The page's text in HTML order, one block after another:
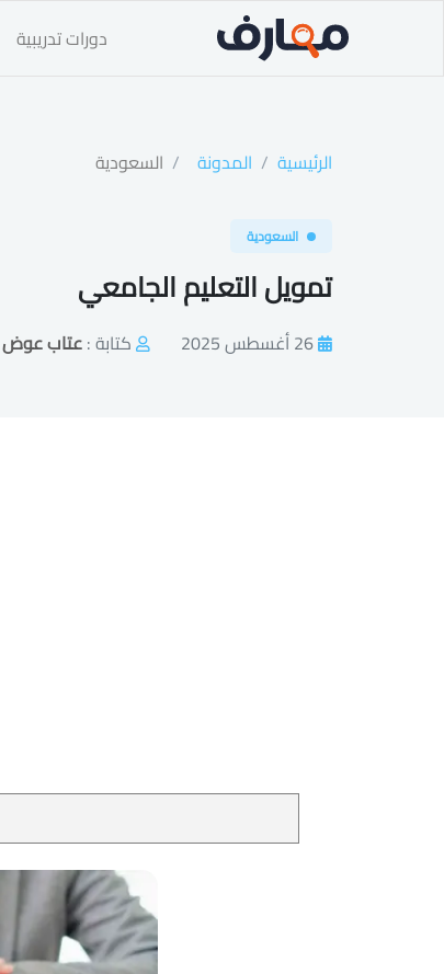
دورات تدريبية
الرئيسية المدونة السعودية
السعودية
تمويل التعليم الجامعي
26 أغسطس 2025 كتابة :عتاب عوض